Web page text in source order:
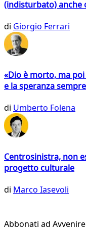
(indisturbato) anche
di Giorgio Ferrari
«Dio è morto, ma
e la speranza
di Umberto Folena
Centrosinistra, non
progetto culturale
di Marco Iasevoli
Abbonati ad Avvenire